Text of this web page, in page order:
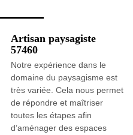
Artisan paysagiste
57460
Notre expérience dans le
domaine du paysagisme est
très variée. Cela nous permet
de répondre et maîtriser
toutes les étapes afin
d’aménager des espaces